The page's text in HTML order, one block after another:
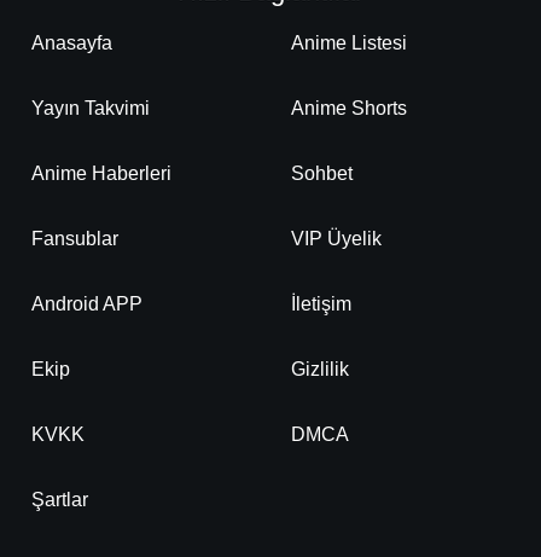
Anasayfa Anime Listesi
Yayın Takvimi Anime Shorts
Anime Haberleri Sohbet
Fansublar VIP Üyelik
Android APP İletişim
Ekip Gizlilik
KVKK DMCA
Şartlar